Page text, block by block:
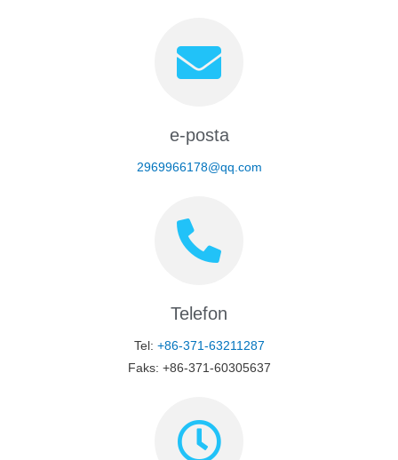
e-posta
2969966178@qq.com
Telefon
Tel: +86-371-63211287
Faks: +86-371-60305637